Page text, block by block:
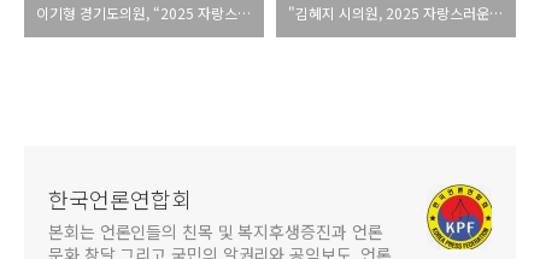
이기형 경기도의원, “2025 자랑스러운 인물대상” 수상 "김혜지 시의원, 2025 자랑스러운 인물대상 우수의정 대상 "
한국언론연합회
본회는 언론인들의 친목 및 복지후생증진과 언론
문화 창달 그리고 국민의 알권리와 공익보도, 언론